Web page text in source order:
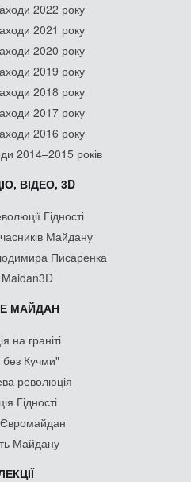
2022 року
2021 року
2020 року
2019 року
2018 року
2017 року
2016 року
2014–2015 років
ВІДЕО, 3D
Гідності
Майдану
Писаренка
МАЙДАН
на граніті
без Кучми"
революція
Гідності
Євромайдан
Майдану